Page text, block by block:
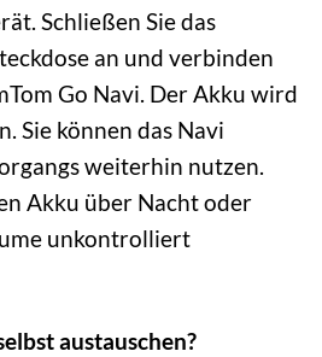
Schließen Sie das
an und verbinden
Go Navi. Der Akku wird
Sie können das Navi
weiterhin nutzen.
Akku über Nacht oder
unkontrolliert
austauschen?